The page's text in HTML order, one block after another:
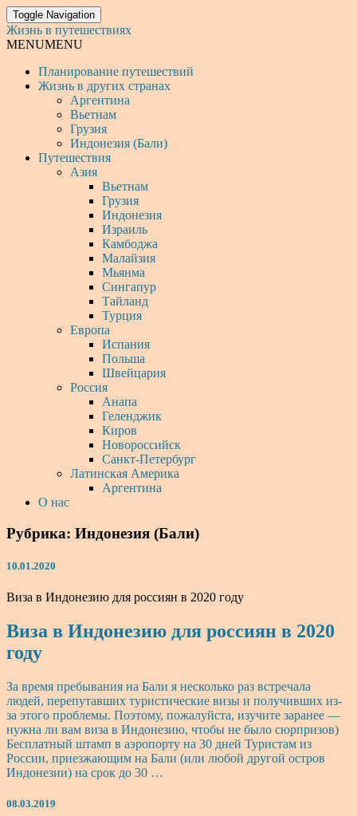
Toggle Navigation
Жизнь в путешествиях
MENUMENU
Планирование путешествий
Жизнь в других странах
Аргентина
Вьетнам
Грузия
Индонезия (Бали)
Путешествия
Азия
Вьетнам
Грузия
Индонезия
Израиль
Камбоджа
Малайзия
Мьянма
Сингапур
Тайланд
Турция
Европа
Испания
Польша
Швейцария
Россия
Анапа
Геленджик
Киров
Новороссийск
Санкт-Петербург
Латинская Америка
Аргентина
О нас
Рубрика: Индонезия (Бали)
10.01.2020
Виза в Индонезию для россиян в 2020 году
Виза в Индонезию для россиян в 2020
году
За время пребывания на Бали я несколько раз встречала
людей, перепутавших туристические визы и получивших из-
за этого проблемы. Поэтому, пожалуйста, изучите заранее —
нужна ли вам виза в Индонезию, чтобы не было сюрпризов)
Бесплатный штамп в аэропорту на 30 дней Туристам из
России, приезжающим на Бали (или любой другой остров
Индонезии) на срок до 30 …
08.03.2019